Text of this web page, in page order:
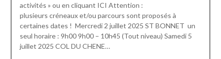
activités » ou en cliquant ICI Attention :
plusieurs créneaux et/ou parcours sont proposés à
certaines dates ! Mercredi 2 juillet 2025 ST BONNET un
seul horaire : 9h00 9h00 – 10h45 (Tout niveau) Samedi 5
juillet 2025 COL DU CHENE…